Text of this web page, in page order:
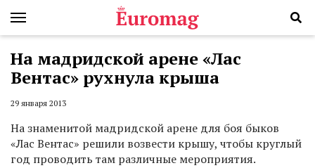
На мадридской арене «Лас
Вентас» рухнула крыша
29 января 2013
На знаменитой мадридской арене для боя быков
«Лас Вентас» решили возвести крышу, чтобы круглый
год проводить там различные мероприятия.